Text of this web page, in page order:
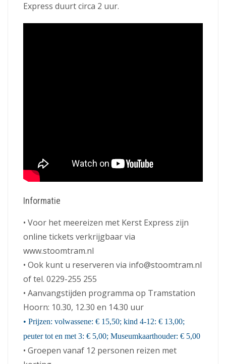
Express duurt circa 2 uur.
Informatie
• Voor het meereizen met Kerst Express zijn
online tickets verkrijgbaar via
www.stoomtram.nl
• Ook kunt u reserveren via info@stoomtram.nl
of tel. 0229-255 255
• Aanvangstijden programma op Tramstation
Hoorn: 10.30, 12.30 en 14.30 uur
• Prijzen: volwassene: € 15,50; kind 4-12: € 13,00;
peuter tot en met 3: € 5,00; Museumkaarthouder: € 5,00
• Groepen vanaf 12 personen reizen met